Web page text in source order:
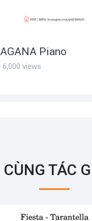
Piano
6,000 views
CÙNG TÁC